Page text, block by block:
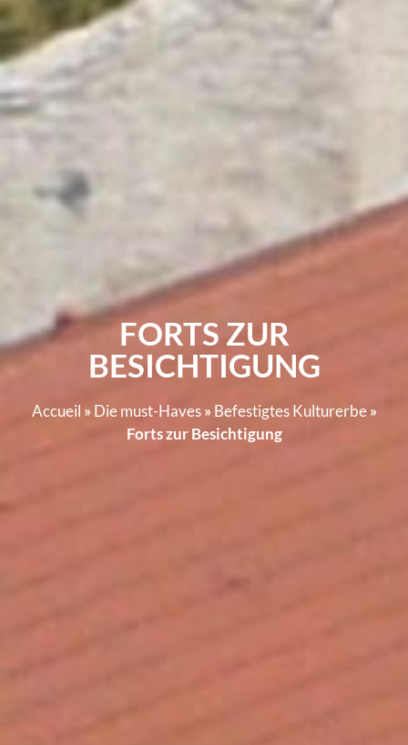
FORTS ZUR
BESICHTIGUNG
Accueil » Die must-Haves» Befestigtes Kulturerbe»
Forts zur Besichtigung